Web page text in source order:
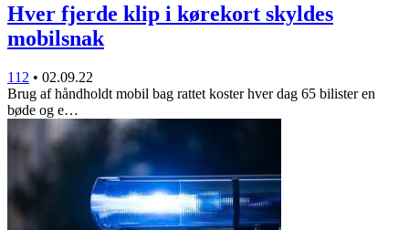
Hver fjerde klip i kørekort skyldes
mobilsnak
112 • 02.09.22
Brug af håndholdt mobil bag rattet koster hver dag 65 bilister en
bøde og e…